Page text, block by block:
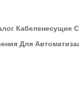
Кабеленесущие
Для